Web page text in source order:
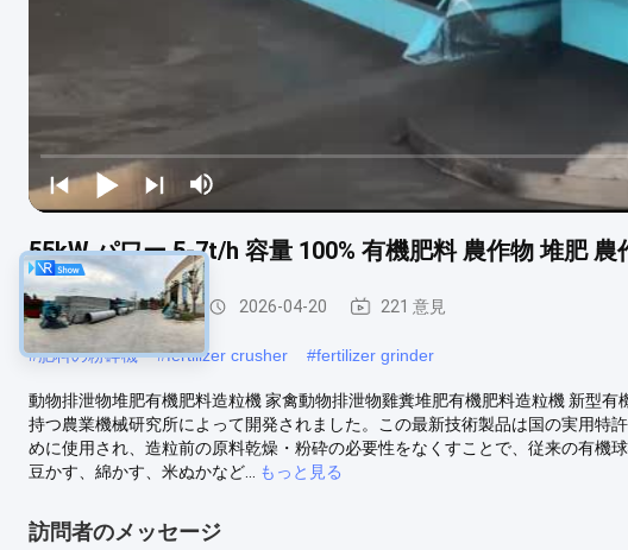
55kW パワー 5-7t/h 容量 100% 有機肥料 農作物 堆肥 農
有機肥料の造粒機 2026-04-20 221 意見
#肥料の粉砕機 #fertilizer crusher #fertilizer grinder
動物排泄物堆肥有機肥料造粒機 家禽動物排泄物雞糞堆肥有機肥料造粒機 新型
持つ農業機械研究所によって開発されました。この最新技術製品は国の実用特
めに使用され、造粒前の原料乾燥・粉砕の必要性をなくすことで、従来の有機
豆かす、綿かす、米ぬかなど...
もっと見る
訪問者のメッセージ